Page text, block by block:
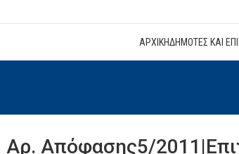
ΑΡΧΙΚΗΔΗΜΟΤΕΣ ΚΑΙ
Αρ. Απόφασης5/